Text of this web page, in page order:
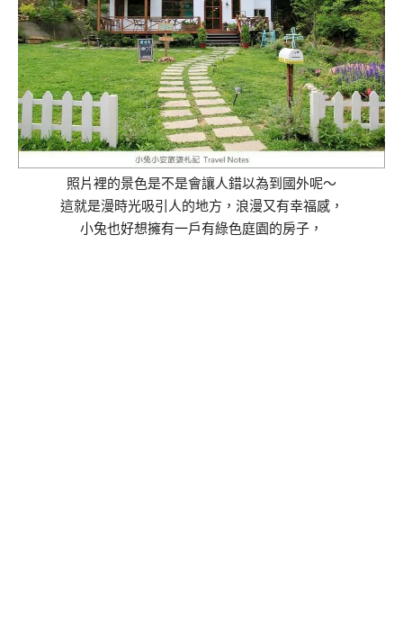
照片裡的景色是不是會讓人錯以為到國外呢～
這就是漫時光吸引人的地方，浪漫又有幸福感，
小兔也好想擁有一戶有綠色庭園的房子，